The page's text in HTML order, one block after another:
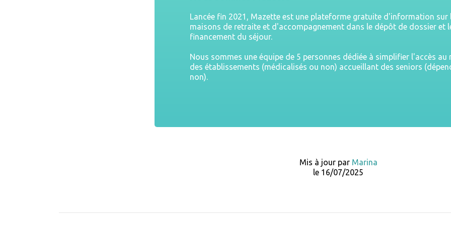
Lancée fin 2021, Mazette est une plateforme gratuite d'information sur
maisons de retraite et d'accompagnement dans le dépôt de dossier et
financement du séjour.
Nous sommes une équipe de 5 personnes dédiée à simplifier l'accès au
des établissements (médicalisés ou non) accueillant des seniors
non).
Mis à jour par Marina
le 16/07/2025